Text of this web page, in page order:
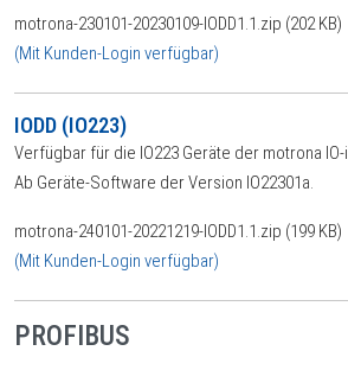
motrona-230101-20230109-IODD1.1.zip (202 KB)
(Mit Kunden-Login verfügbar)
IODD (IO223)
Verfügbar für die IO223 Geräte der motrona
Ab Geräte-Software der Version IO22301a.
motrona-240101-20221219-IODD1.1.zip (199 KB)
(Mit Kunden-Login verfügbar)
PROFIBUS